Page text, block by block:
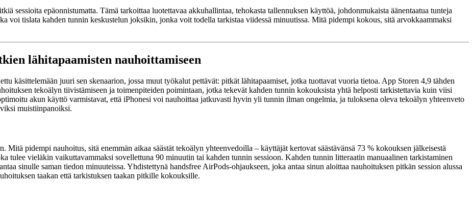
sessioita epäonnistumatta. Tämä tarkoittaa luotettavaa akkuhallintaa, tehokasta tallennuksen käyttöä, johdonmukaista äänentaatua tunteja
voi tislata kahden tunnin keskustelun joksikin, jonka voit todella tarkistaa viidessä minuutissa. Mitä pidempi kokous, sitä arvokkaammaksi
lähitapaamisten nauhoittamiseen
käsittelemään juuri sen skenaarion, jossa muut työkalut pettävät: pitkät lähitapaamiset, jotka tuottavat vuoria tietoa. App Storen 4,9 tähden
tekoälyn tiivistämiseen ja toimenpiteiden poimintaan, jotka tekevät kahden tunnin kokouksista yhtä helposti tarkistettavia kuin viisi
akun käyttö varmistavat, että iPhonesi voi nauhoittaa jatkuvasti hyvin yli tunnin ilman ongelmia, ja tuloksena oleva tekoälyn yhteenveto
muistiinpanoiksi.
pidempi nauhoitus, sitä enemmän aikaa säästät tekoälyn yhteenvedoilla – käyttäjät kertovat säästävänsä 73 % kokouksen jälkeisestä
tulee vieläkin vaikuttavammaksi sovellettuna 90 minuutin tai kahden tunnin sessioon. Kahden tunnin litteraatin manuaalinen tarkistaminen
sinulle saman tiedon minuuteissa. Yhdistettynä handsfree AirPods-ohjaukseen, joka antaa sinun aloittaa nauhoituksen pitkän session alussa
taakan että tarkistuksen taakan pitkille kokouksille.